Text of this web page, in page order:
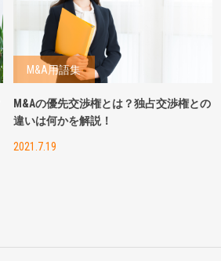
M&A用語集
M&Aの優先交渉権とは？独占交渉権との
違いは何かを解説！
2021.7.19